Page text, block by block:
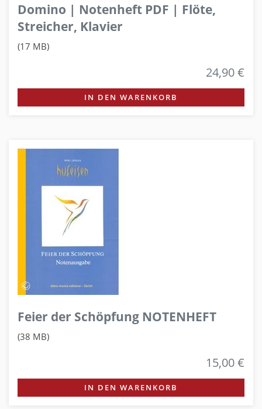
Domino | Notenheft PDF | Flöte,
Streicher, Klavier
(17 MB)
24,90 €
IN DEN WARENKORB
Feier der Schöpfung NOTENHEFT
(38 MB)
15,00 €
IN DEN WARENKORB